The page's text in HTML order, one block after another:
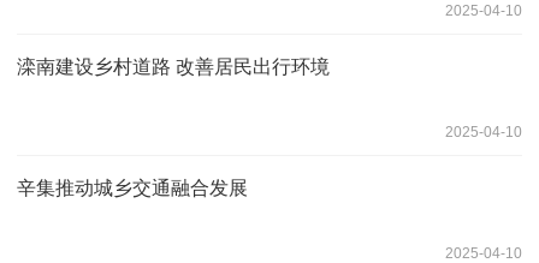
2025-04-10
滦南建设乡村道路 改善居民出行环境
2025-04-10
辛集推动城乡交通融合发展
2025-04-10